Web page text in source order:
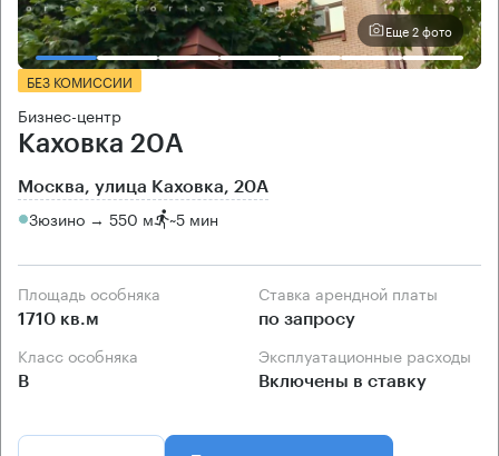
Еще 2 фото
БЕЗ КОМИССИИ
Бизнес-центр
Каховка 20А
Москва, улица Каховка, 20А
Зюзино → 550 м ~5 мин
Площадь особняка
1710 кв.м
Ставка арендной платы
по запросу
Класс особняка
B
Эксплуатационные расходы
Включены в ставку